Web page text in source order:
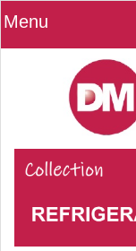
Menu